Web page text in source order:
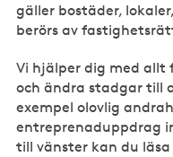
gäller bostäder,
berörs av
Vi hjälper dig med
och ändra stadgar till
exempel olovlig
entreprenaduppdrag
till vänster kan du